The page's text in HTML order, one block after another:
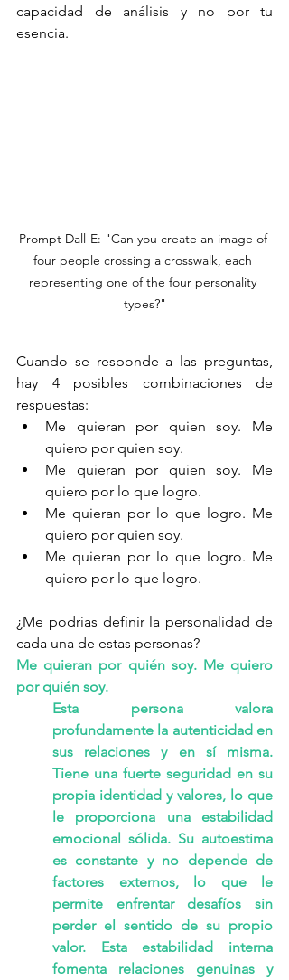
capacidad de análisis y no por tu
esencia.
Prompt Dall-E: "Can you create an image of
four people crossing a crosswalk, each
representing one of the four personality
types?"
Cuando se responde a las preguntas,
hay 4 posibles combinaciones de
respuestas:
Me quieran por quien soy. Me
quiero por quien soy.
Me quieran por quien soy. Me
quiero por lo que logro.
Me quieran por lo que logro. Me
quiero por quien soy.
Me quieran por lo que logro. Me
quiero por lo que logro.
¿Me podrías definir la personalidad de
cada una de estas personas?
Me quieran por quién soy. Me quiero
por quién soy.
Esta persona valora
profundamente la autenticidad en
sus relaciones y en sí misma.
Tiene una fuerte seguridad en su
propia identidad y valores, lo que
le proporciona una estabilidad
emocional sólida. Su autoestima
es constante y no depende de
factores externos, lo que le
permite enfrentar desafíos sin
perder el sentido de su propio
valor. Esta estabilidad interna
fomenta relaciones genuinas y